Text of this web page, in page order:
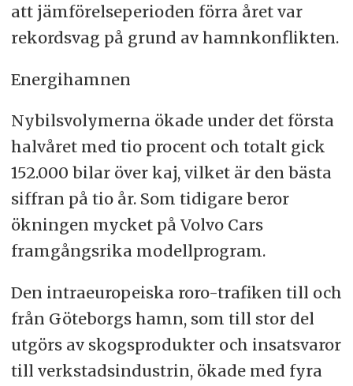
att jämförelseperioden förra året var
rekordsvag på grund av hamnkonflikten.
Energihamnen
Nybilsvolymerna ökade under det första
halvåret med tio procent och totalt gick
152.000 bilar över kaj, vilket är den bästa
siffran på tio år. Som tidigare beror
ökningen mycket på Volvo Cars
framgångsrika modellprogram.
Den intraeuropeiska roro-trafiken till och
från Göteborgs hamn, som till stor del
utgörs av skogsprodukter och insatsvaror
till verkstadsindustrin, ökade med fyra